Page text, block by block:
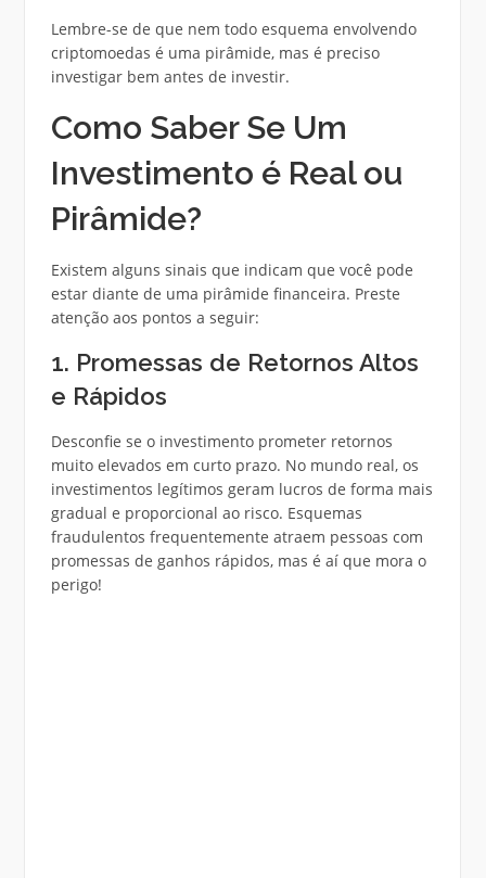
Lembre-se de que nem todo esquema envolvendo
criptomoedas é uma pirâmide, mas é preciso
investigar bem antes de investir.
Como Saber Se Um
Investimento é Real ou
Pirâmide?
Existem alguns sinais que indicam que você pode
estar diante de uma pirâmide financeira. Preste
atenção aos pontos a seguir:
1. Promessas de Retornos Altos
e Rápidos
Desconfie se o investimento prometer retornos
muito elevados em curto prazo. No mundo real, os
investimentos legítimos geram lucros de forma mais
gradual e proporcional ao risco. Esquemas
fraudulentos frequentemente atraem pessoas com
promessas de ganhos rápidos, mas é aí que mora o
perigo!